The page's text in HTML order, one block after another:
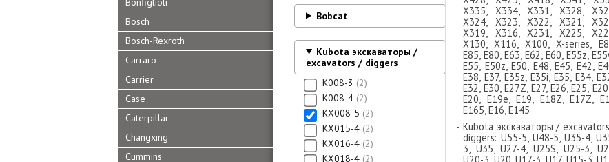
Bosch
Bosch-Rexroth
Carraro
Carrier
Case
Caterpillar
Changxing
Cummins
Bobcat
Kubota экскаваторы /
excavators / diggers
K008-3
2
K008-4 2
KX008-5 2
KX015-4 2
KX016-4 2
KX018-4 2
X335, X334, X331, X328,
X324, X323, X322, X321,
X319, X316, X231, X225,
X130, X116, X100, X-series,
E85, E80, E63, E62, E60, E55z,
E55, E50z, E50, E48, E45, E42,
E38, E37, E35z, E35i, E35, E34,
E32, E30, E27Z, E27, E26, E25,
E20, E19e, E19, E18Z, E17Z,
E165, E16, E145
Kubota экскаваторы /
diggers: U55-5, U48-5, U35-4,
3, U35, U27-4, U25S, U25-3,